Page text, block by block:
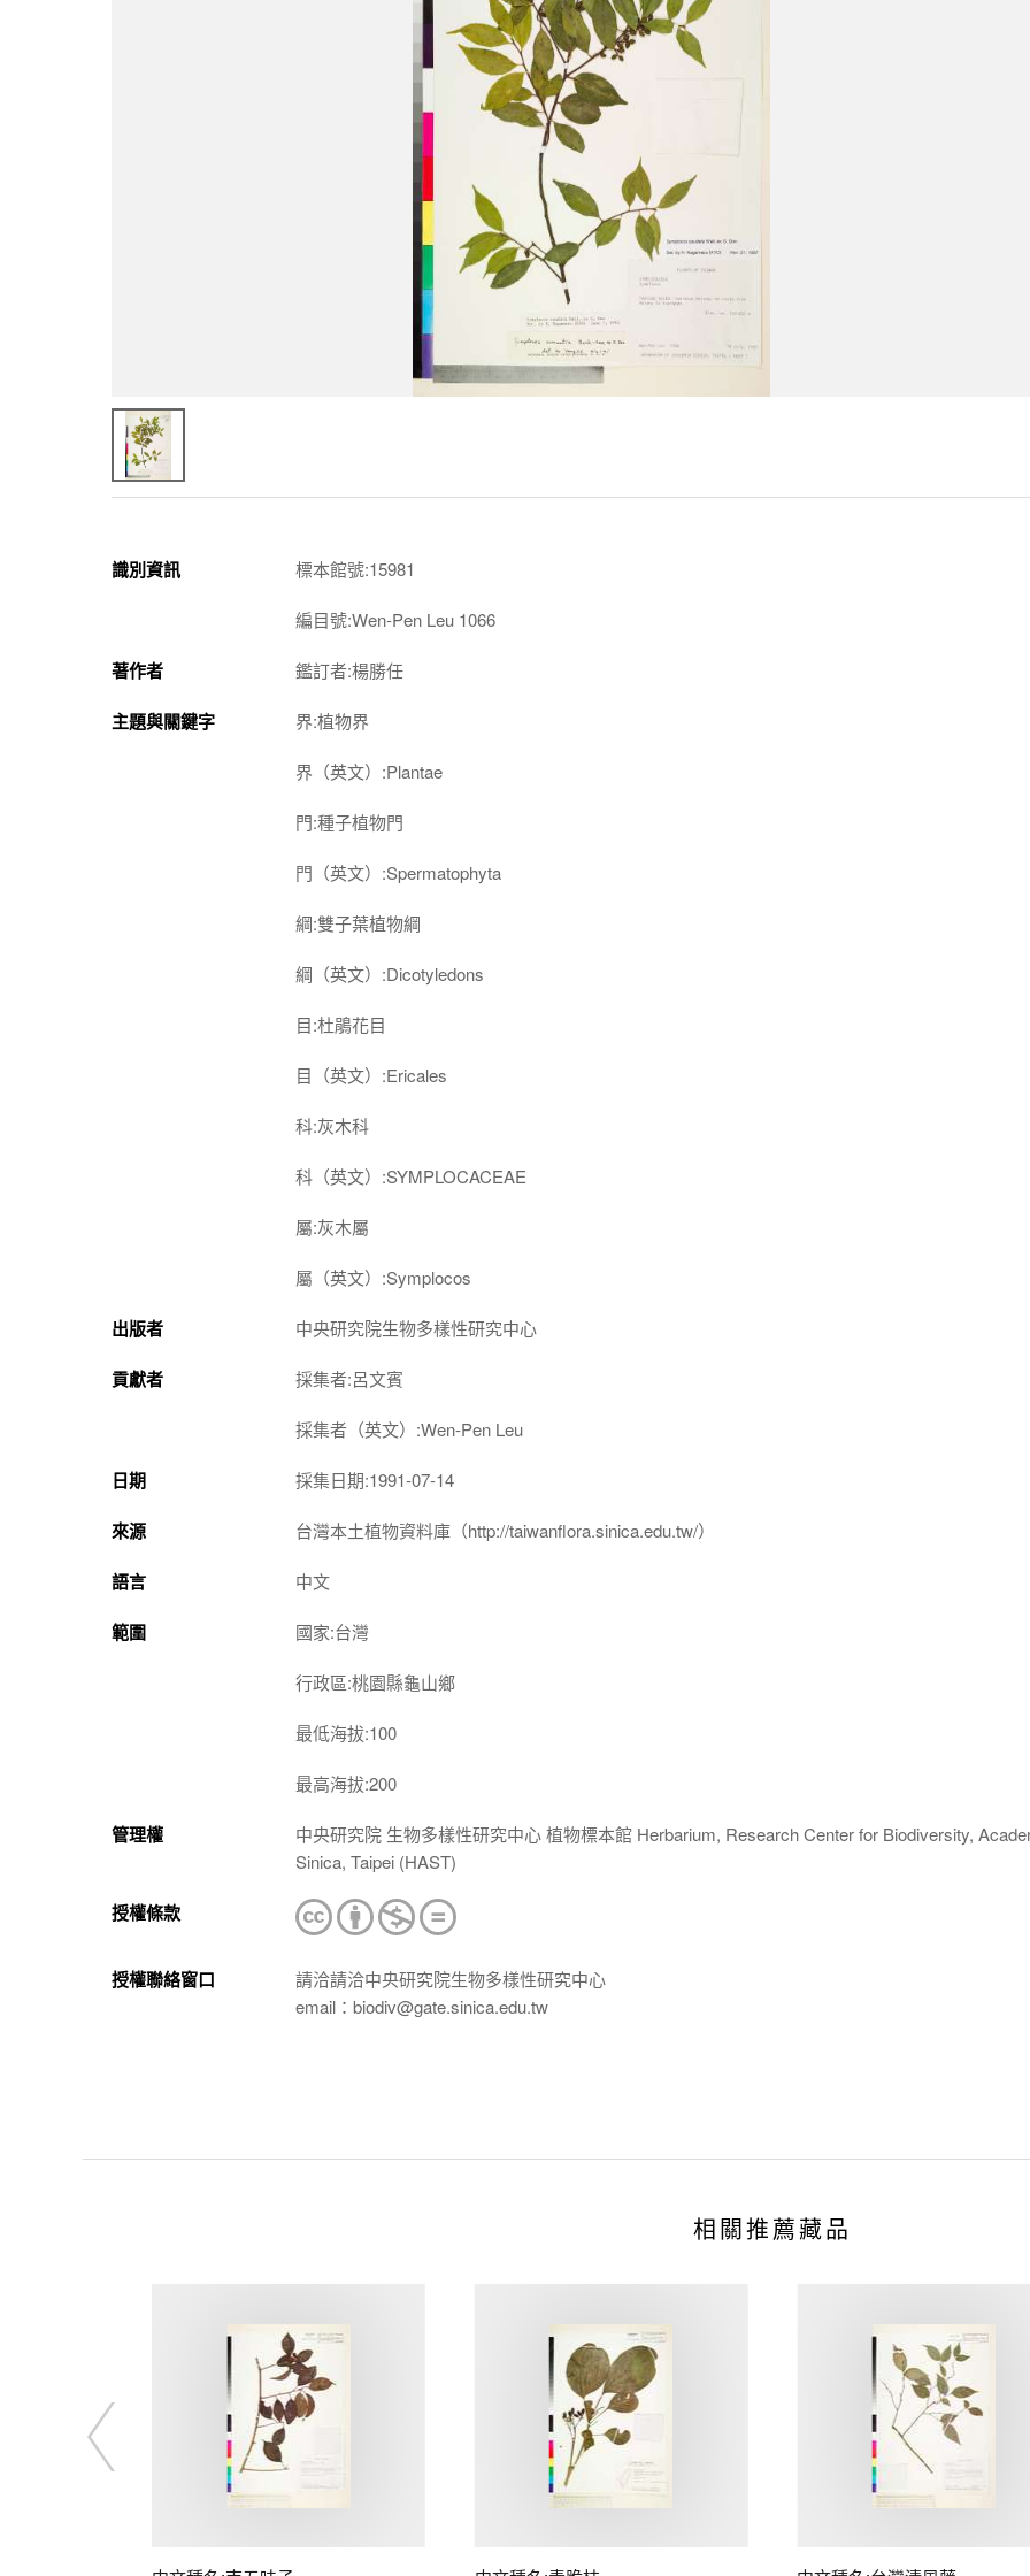
識別資訊 標本館號:15981
編目號:Wen-Pen Leu 1066
著作者 鑑訂者:楊勝任
主題與關鍵字 界:植物界
界（英文）:Plantae
門:種子植物門
門（英文）:Spermatophyta
綱:雙子葉植物綱
綱（英文）:Dicotyledons
目:杜鵑花目
目（英文）:Ericales
科:灰木科
科（英文）:SYMPLOCACEAE
屬:灰木屬
屬（英文）:Symplocos
出版者 中央研究院生物多樣性研究中心
貢獻者 採集者:呂文賓
採集者（英文）:Wen-Pen Leu
日期 採集日期:1991-07-14
來源 台灣本土植物資料庫（http://taiwanflora.sinica.edu.tw/）
語言 中文
範圍 國家:台灣
行政區:桃園縣龜山鄉
最低海拔:100
最高海拔:200
管理權
中央研究院 生物多樣性研究中心 植物標本館 Herbarium, Research Center for Biodiversity,
Sinica, Taipei (HAST)
授權條款
授權聯絡窗口
請洽請洽中央研究院生物多樣性研究中心
email：biodiv@gate.sinica.edu.tw
相關推薦藏品